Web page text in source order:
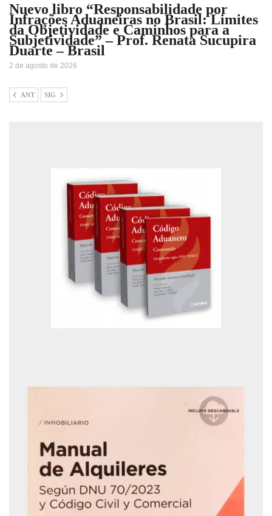
Nuevo libro “Responsabilidade por
Infrações Aduaneiras no Brasil: Limites
da Objetividade e Caminhos para a
Subjetividade” – Prof. Renata Sucupira
Duarte – Brasil
2 de agosto de 2026
ANT SIG